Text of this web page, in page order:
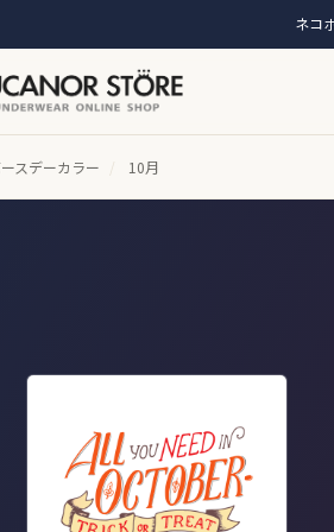
ネコ
スデーカラー / 10月